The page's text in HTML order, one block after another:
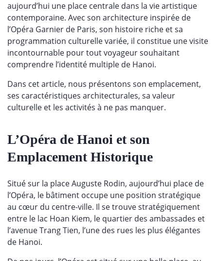
aujourd’hui une place centrale dans la vie artistique
contemporaine. Avec son architecture inspirée de
l’Opéra Garnier de Paris, son histoire riche et sa
programmation culturelle variée, il constitue une visite
incontournable pour tout voyageur souhaitant
comprendre l’identité multiple de Hanoi.
Dans cet article, nous présentons son emplacement,
ses caractéristiques architecturales, sa valeur
culturelle et les activités à ne pas manquer.
L’Opéra de Hanoi et son
Emplacement Historique
Situé sur la place Auguste Rodin, aujourd’hui place de
l’Opéra, le bâtiment occupe une position stratégique
au cœur du centre-ville. Il se trouve stratégiquement
entre le lac Hoan Kiem, le quartier des ambassades et
l’avenue Trang Tien, l’une des rues les plus élégantes
de Hanoi.